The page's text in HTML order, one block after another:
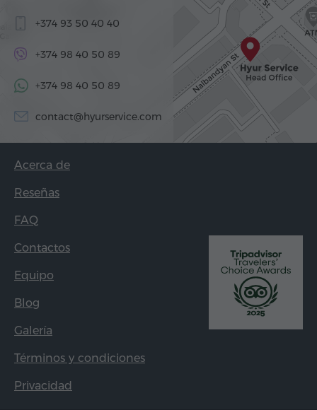
+374 93 50 40 40
+374 98 40 50 89
+374 98 40 50 89
contact@hyurservice.com
Acerca de
Reseñas
FAQ
Contactos
Equipo
Blog
Galería
Términos y condiciones
Privacidad